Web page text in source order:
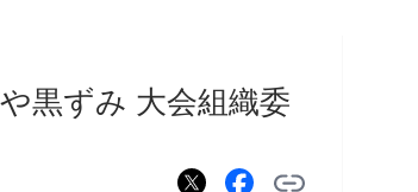
黒ずみ 大会組織委